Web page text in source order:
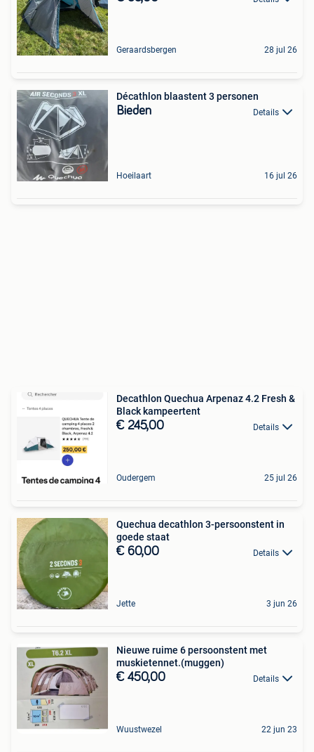
Geraardsbergen 28 jul 26
Décathlon blaastent 3 personen
Bieden Details
Hoeilaart 16 jul 26
Decathlon Quechua Arpenaz 4.2 Fresh &
Black kampeertent
€ 245,00 Details
Oudergem 25 jul 26
Quechua decathlon 3-persoonstent in
goede staat
€ 60,00 Details
Jette 3 jun 26
Nieuwe ruime 6 persoonstent met
muskietennet.(muggen)
€ 450,00 Details
Wuustwezel 22 jun 23